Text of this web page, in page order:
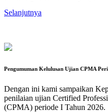
Selanjutnya
Pengumuman Kelulusan Ujian CPMA
Dengan ini kami sampaikan
penilaian ujian Certified
(CPMA) periode I Tahun 2026.